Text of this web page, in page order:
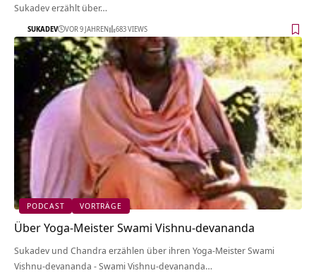
Sukadev erzählt über…
SUKADEV VOR 9 JAHREN 683 VIEWS
PODCAST VORTRÄGE
Über Yoga-Meister Swami Vishnu-devananda
Sukadev und Chandra erzählen über ihren Yoga-Meister Swami
Vishnu-devananda - Swami Vishnu-devananda…